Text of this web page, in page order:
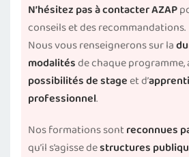
N’hésitez pas à contacter AZAP
conseils et des recommandations.
Nous vous renseignerons sur la
modalitésde chaque programme,
possibilités de stageet d’
professionnel.
Nos formations sontreconnues
qu’il s’agisse destructures